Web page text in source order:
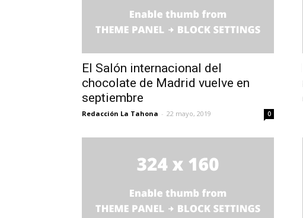
El Salón internacional del
chocolate de Madrid vuelve en
septiembre
Redacción La Tahona - 22 mayo, 2019 0